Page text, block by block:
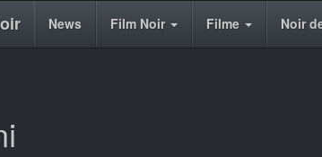
News Film Noir Filme Noir